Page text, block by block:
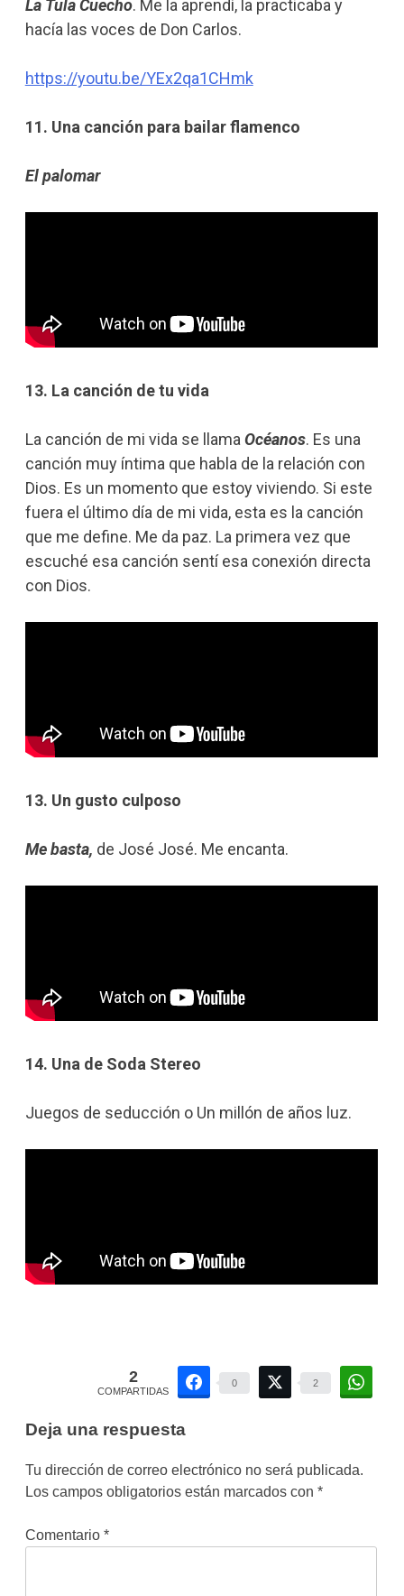
La Tula Cuecho. Me la aprendí, la practicaba y
hacía las voces de Don Carlos.
https://youtu.be/YEx2qa1CHmk
11. Una canción para bailar flamenco
El palomar
13. La canción de tu vida
La canción de mi vida se llamaOcéanos. Es una
canción muy íntima que habla de la relación con
Dios. Es un momento que estoy viviendo. Si este
fuera el último día de mi vida, esta es la canción
que me define. Me da paz. La primera vez que
escuché esa canción sentí esa conexión directa
con Dios.
13. Un gusto culposo
Me basta, de José José. Me encanta.
14. Una de Soda Stereo
Juegos de seducción o Un millón de años luz.
2
COMPARTIDAS
0 2
Deja una respuesta
Tu dirección de correo electrónico no será publicada.
Los campos obligatorios están marcados con *
Comentario *